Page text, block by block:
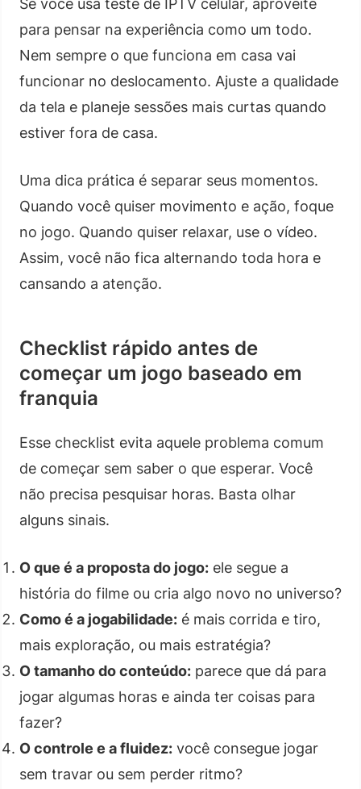
Se você usa teste de IPTV celular, aproveite
para pensar na experiência como um todo.
Nem sempre o que funciona em casa vai
funcionar no deslocamento. Ajuste a qualidade
da tela e planeje sessões mais curtas quando
estiver fora de casa.
Uma dica prática é separar seus momentos.
Quando você quiser movimento e ação, foque
no jogo. Quando quiser relaxar, use o vídeo.
Assim, você não fica alternando toda hora e
cansando a atenção.
Checklist rápido antes de
começar um jogo baseado em
franquia
Esse checklist evita aquele problema comum
de começar sem saber o que esperar. Você
não precisa pesquisar horas. Basta olhar
alguns sinais.
O que é a proposta do jogo: ele segue a
história do filme ou cria algo novo no universo?
Como é a jogabilidade: é mais corrida e tiro,
mais exploração, ou mais estratégia?
O tamanho do conteúdo: parece que dá para
jogar algumas horas e ainda ter coisas para
fazer?
O controle e a fluidez: você consegue jogar
sem travar ou sem perder ritmo?